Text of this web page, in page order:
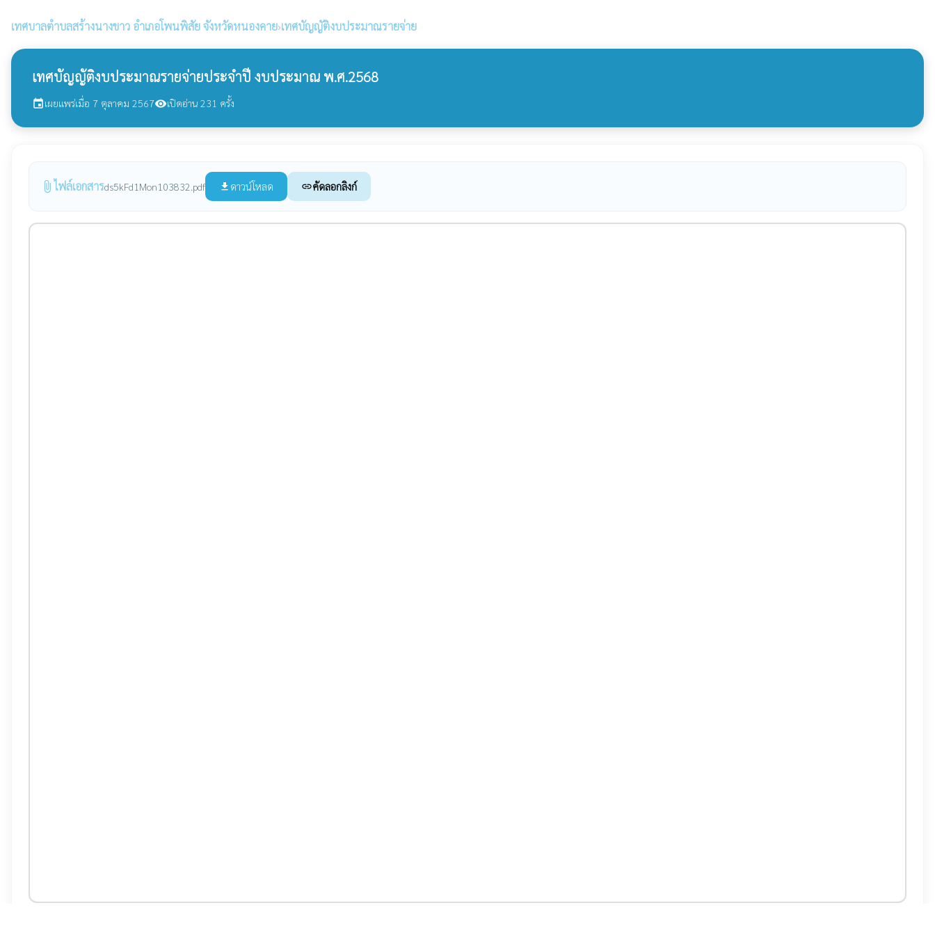
เทศบาลตำบลสร้างนางขาว อำเภอโพนพิสัย จังหวัดหนองคาย›เทศบัญญัติงบประมาณรายจ่าย
เทศบัญญัติงบประมาณรายจ่ายประจำปี งบประมาณ พ.ศ.2568
eventเผยแพร่เมื่อ 7 ตุลาคม 2567visibilityเปิดอ่าน 231 ครั้ง
attach_file ไฟล์เอกสารds5kFd1Mon103832.pdf file_download ดาวน์โหลด linkคัดลอกลิงก์